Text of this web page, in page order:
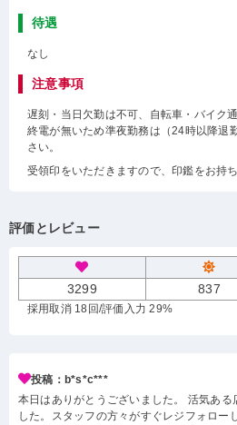
待遇
なし
注意事項
遅刻・当日欠勤は不可、自転車・バイク通
終電が無いため準夜勤務は（24時以降退
さい。
受領印をいただきますので、印鑑をお持ち
評価とレビュー
3299 837
採用取消 18回/評価入力 29%
投稿：b*s*c***
本日はありがとうございました。 活気あ
した。スタッフの方々がすぐレジフォロ